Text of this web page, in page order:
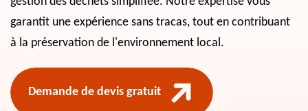
garantit une expérience sans tracas, tout en contribuant
à la préservation de l'environnement local.
Demande de devis gratuit